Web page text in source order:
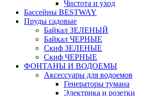
Чистота и уход
Бассейны BESTWAY
Пруды садовые
Байкал ЗЕЛЕНЫЙ
Байкал ЧЕРНЫЕ
Скиф ЗЕЛЕНЫЕ
Скиф ЧЕРНЫЕ
ФОНТАНЫ И ВОДОЕМЫ
Аксессуары для водоемов
Генераторы тумана
Электрика и розетки